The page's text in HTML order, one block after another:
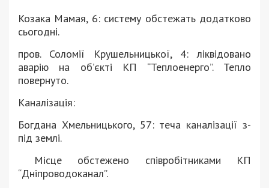
Козака Мамая, 6: систему обстежать додатково
сьогодні.
пров. Соломії Крушельницької, 4: ліквідовано
аварію на об’єкті КП “Теплоенерго”. Тепло
повернуто.
Каналізація:
Богдана Хмельницького, 57: теча каналізації з-
під землі.
Місце обстежено співробітниками КП
“Дніпроводоканал”.